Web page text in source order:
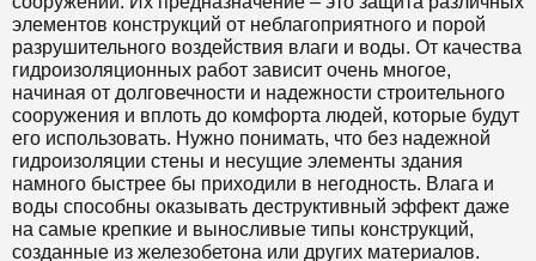
элементов конструкций от неблагоприятного и порой
разрушительного воздействия влаги и воды. От качества
гидроизоляционных работ зависит очень многое,
начиная от долговечности и надежности строительного
сооружения и вплоть до комфорта людей, которые будут
его использовать. Нужно понимать, что без надежной
гидроизоляции стены и несущие элементы здания
намного быстрее бы приходили в негодность. Влага и
воды способны оказывать деструктивный эффект даже
на самые крепкие и выносливые типы конструкций,
созданные из железобетона или других материалов.